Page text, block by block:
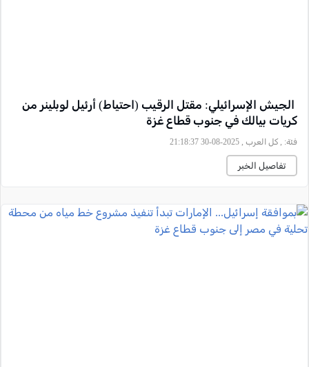
الجيش الإسرائيلي: مقتل الرقيب (احتياط) أرئيل لوبلينر من
كريات بيالك في جنوب قطاع غزة
فئة: , كل العرب , 2025-08-30 21:18:37
تفاصيل الخبر